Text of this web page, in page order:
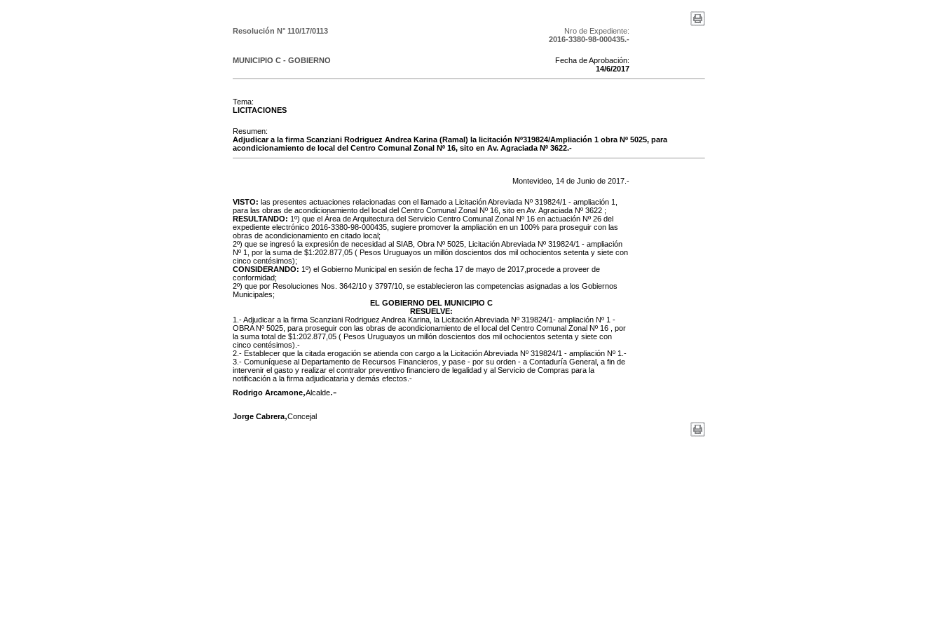
Resolución N° 110/17/0113
Nro de Expediente:
2016-3380-98-000435.-
MUNICIPIO C - GOBIERNO
Fecha de Aprobación:
14/6/2017
Tema:
LICITACIONES
Resumen:
Adjudicar a la firma Scanziani Rodriguez Andrea Karina (Ramal) la licitación Nº319824/Ampliación 1 obra Nº 5025, para
acondicionamiento de local del Centro Comunal Zonal Nº 16, sito en Av. Agraciada Nº 3622.-
Montevideo, 14 de Junio de 2017 .-
VISTO: las presentes actuaciones relacionadas con el llamado a Licitación Abreviada Nº 319824/1 - ampliación 1,
para las obras de acondicionamiento del local del Centro Comunal Zonal Nº 16, sito en Av. Agraciada Nº 3622 ;
RESULTANDO: 1º) que el Área de Arquitectura del Servicio Centro Comunal Zonal Nº 16 en actuación Nº 26 del
expediente electrónico 2016-3380-98-000435, sugiere promover la ampliación en un 100% para proseguir con las
obras de acondicionamiento en citado local;
2º) que se ingresó la expresión de necesidad al SIAB, Obra Nº 5025, Licitación Abreviada Nº 319824/1 - ampliación
Nº 1, por la suma de $1:202.877,05 ( Pesos Uruguayos un millón doscientos dos mil ochocientos setenta y siete con
cinco centésimos);
CONSIDERANDO: 1º) el Gobierno Municipal en sesión de fecha 17 de mayo de 2017,procede a proveer de
conformidad;
2º) que por Resoluciones Nos. 3642/10 y 3797/10, se establecieron las competencias asignadas a los Gobiernos
Municipales;
EL GOBIERNO DEL MUNICIPIO C
RESUELVE:
1.- Adjudicar a la firma Scanziani Rodriguez Andrea Karina, la Licitación Abreviada Nº 319824/1- ampliación Nº 1 -
OBRA Nº 5025, para proseguir con las obras de acondicionamiento de el local del Centro Comunal Zonal Nº 16 , por
la suma total de $1:202.877,05 ( Pesos Uruguayos un millón doscientos dos mil ochocientos setenta y siete con
cinco centésimos).-
2.- Establecer que la citada erogación se atienda con cargo a la Licitación Abreviada Nº 319824/1 - ampliación Nº 1.-
3.- Comuníquese al Departamento de Recursos Financieros, y pase - por su orden - a Contaduría General, a fin de
intervenir el gasto y realizar el contralor preventivo financiero de legalidad y al Servicio de Compras para la
notificación a la firma adjudicataria y demás efectos.-
Rodrigo Arcamone,Alcalde.-
Jorge Cabrera,Concejal